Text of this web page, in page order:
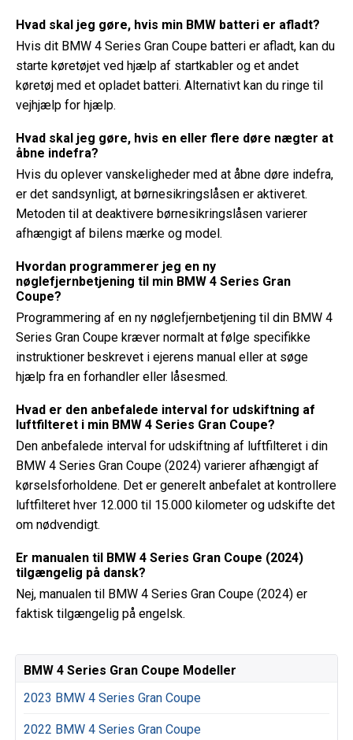
Hvad skal jeg gøre, hvis min BMW batteri er afladt?
Hvis dit BMW 4 Series Gran Coupe batteri er afladt, kan du
starte køretøjet ved hjælp af startkabler og et andet
køretøj med et opladet batteri. Alternativt kan du ringe til
vejhjælp for hjælp.
Hvad skal jeg gøre, hvis en eller flere døre nægter at
åbne indefra?
Hvis du oplever vanskeligheder med at åbne døre indefra,
er det sandsynligt, at børnesikringslåsen er aktiveret.
Metoden til at deaktivere børnesikringslåsen varierer
afhængigt af bilens mærke og model.
Hvordan programmerer jeg en ny
nøglefjernbetjening til min BMW 4 Series Gran
Coupe?
Programmering af en ny nøglefjernbetjening til din BMW 4
Series Gran Coupe kræver normalt at følge specifikke
instruktioner beskrevet i ejerens manual eller at søge
hjælp fra en forhandler eller låsesmed.
Hvad er den anbefalede interval for udskiftning af
luftfilteret i min BMW 4 Series Gran Coupe?
Den anbefalede interval for udskiftning af luftfilteret i din
BMW 4 Series Gran Coupe (2024) varierer afhængigt af
kørselsforholdene. Det er generelt anbefalet at kontrollere
luftfilteret hver 12.000 til 15.000 kilometer og udskifte det
om nødvendigt.
Er manualen til BMW 4 Series Gran Coupe (2024)
tilgængelig på dansk?
Nej, manualen til BMW 4 Series Gran Coupe (2024) er
faktisk tilgængelig på engelsk.
BMW 4 Series Gran Coupe Modeller
2023 BMW 4 Series Gran Coupe
2022 BMW 4 Series Gran Coupe